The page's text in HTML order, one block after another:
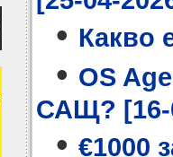
• Какво
• OS
САЩ? [16-
• €1000